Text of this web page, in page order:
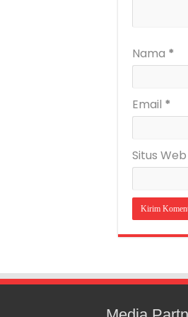
Nama *
Email *
Situs Web